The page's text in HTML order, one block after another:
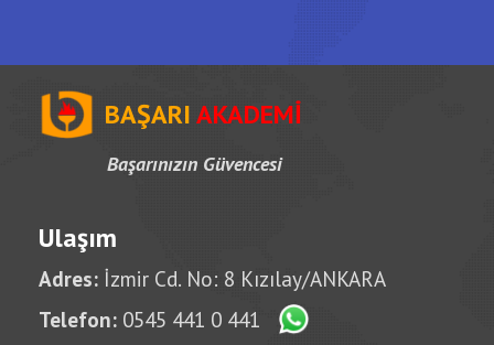
BAŞARIAKADEMİ
Başarınızın Güvencesi
Ulaşım
Adres: İzmir Cd. No: 8 Kızılay/ANKARA
Telefon: 0545 441 0 441